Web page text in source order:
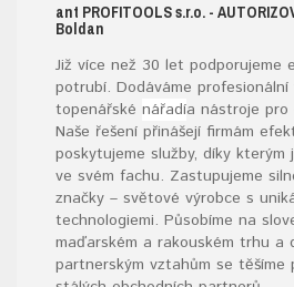
ant PROFITOOLSs.r.o. -
Boldan
Již více než 30 let podporujeme
potrubí. Dodáváme profesionální
topenářské nářadía nástroje pro
Naše řešení přinášejí firmám
poskytujeme služby, díky kterým
ve svém fachu. Zastupujeme
značky – světové výrobce s
technologiemi. Působíme na
maďarském a rakouském trhu a
partnerským vztahům se těšíme